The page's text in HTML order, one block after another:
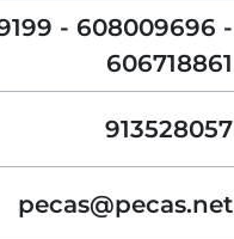
- 608009696 -
606718861
913528057
pecas@pecas.net